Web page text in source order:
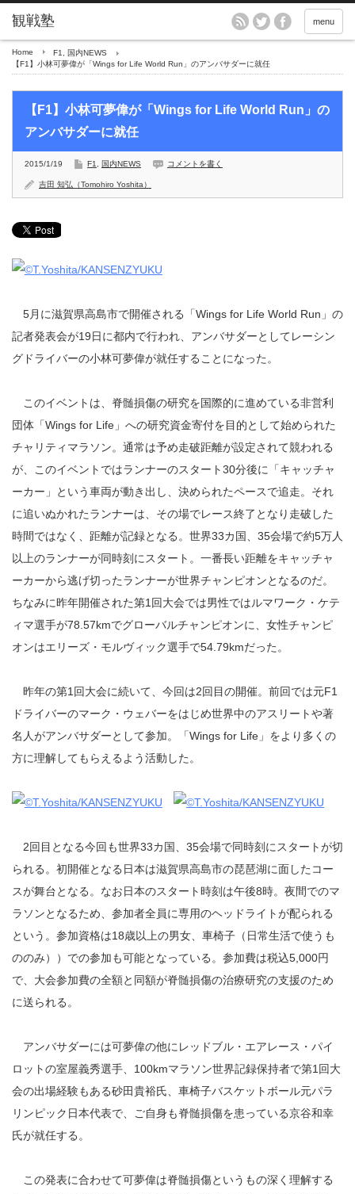
menu
Home F1
国内NEWS
【F1】小林可夢偉が「Wings for Life World Run」のアンバサダーに就任
【F1】小林可夢偉が「Wings for Life World Run」の
アンバサダーに就任
2015/1/19 F1 国内NEWS コメントを書く
吉田 知弘（Tomohiro Yoshita）
5月に滋賀県高島市で開催される「Wings for Life World Run」の
記者発表会が19日に都内で行われ、アンバサダーとしてレーシン
グドライバーの小林可夢偉が就任することになった。
このイベントは、脊髄損傷の研究を国際的に進めている非営利
団体「Wings for Life」への研究資金寄付を目的として始められた
チャリティマラソン。通常は予め走破距離が設定されて競われる
が、このイベントではランナーのスタート30分後に「キャッチャ
ーカー」という車両が動き出し、決められたペースで追走。それ
に追いぬかれたランナーは、その場でレース終了となり走破した
時間ではなく、距離が記録となる。世界33カ国、35会場で約5万人
以上のランナーが同時刻にスタート。一番長い距離をキャッチャ
ーカーから逃げ切ったランナーが世界チャンピオンとなるのだ。
ちなみに昨年開催された第1回大会では男性ではルマワーク・ケテ
ィマ選手が78.57kmでグローバルチャンピオンに、女性チャンピ
オンはエリーズ・モルヴィック選手で54.79kmだった。
昨年の第1回大会に続いて、今回は2回目の開催。前回では元F1
ドライバーのマーク・ウェバーをはじめ世界中のアスリートや著
名人がアンバサダーとして参加。「Wings for Life」をより多くの
方に理解してもらえるよう活動した。
2回目となる今回も世界33カ国、35会場で同時刻にスタートが切
られる。初開催となる日本は滋賀県高島市の琵琶湖に面したコー
スが舞台となる。なお日本のスタート時刻は午後8時。夜間でのマ
ラソンとなるため、参加者全員に専用のヘッドライトが配られる
という。参加資格は18歳以上の男女、車椅子（日常生活で使うも
ののみ））での参加も可能となっている。参加費は税込5,000円
で、大会参加費の全額と同額が脊髄損傷の治療研究の支援のため
に送られる。
アンバサダーには可夢偉の他にレッドブル・エアレース・パイ
ロットの室屋義秀選手、100kmマラソン世界記録保持者で第1回大
会の出場経験もある砂田貴裕氏、車椅子バスケットボール元パラ
リンピック日本代表で、ご自身も脊髄損傷を患っている京谷和幸
氏が就任する。
この発表に合わせて可夢偉は脊髄損傷というもの深く理解する